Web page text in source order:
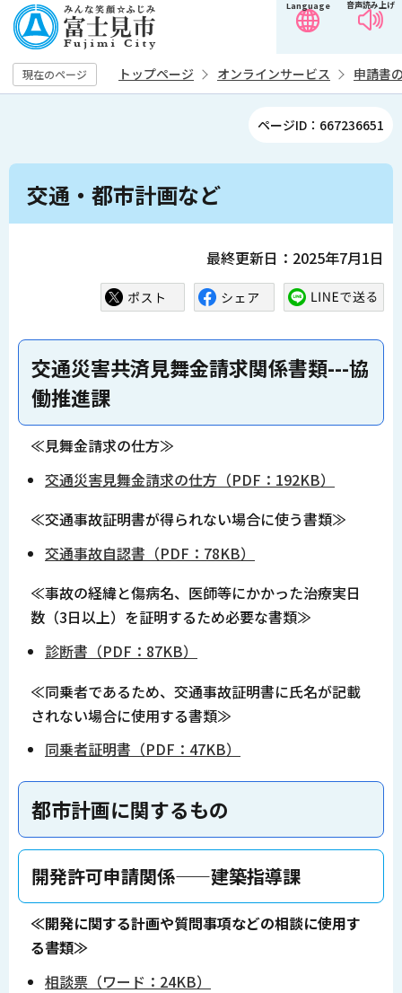
の
ペ
ー
す
音声読み上げ
Language
現在のページ トップページ オンラインサービス 申請書
ページID：667236651
本
交通・都市計画など
最終更新日：2025年7月1日
交通災害共済見舞金請求関係書類---協
働推進課
≪見舞金請求の仕方≫
交通災害見舞金請求の仕方（PDF：192KB）
≪交通事故証明書が得られない場合に使う書類≫
交通事故自認書（PDF：78KB）
≪事故の経緯と傷病名、医師等にかかった治療実日
数（3日以上）を証明するため必要な書類≫
診断書（PDF：87KB）
≪同乗者であるため、交通事故証明書に氏名が記載
されない場合に使用する書類≫
同乗者証明書（PDF：47KB）
都市計画に関するもの
―――開発許可申請関係――建築指導課
≪開発に関する計画や質問事項などの相談に使用す
る書類≫
相談票（ワード：24KB）